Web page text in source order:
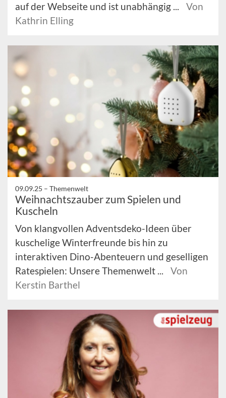
auf der Webseite und ist unabhängig ...
Von
Kathrin Elling
09.09.25 – Themenwelt
Weihnachtszauber zum Spielen und
Kuscheln
Von klangvollen Adventsdeko-Ideen über
kuschelige Winterfreunde bis hin zu
interaktiven Dino-Abenteuern und geselligen
Ratespielen: Unsere Themenwelt ...
Von
Kerstin Barthel